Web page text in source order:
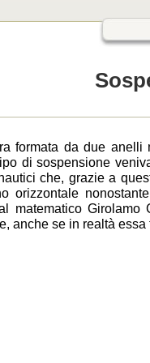
formata da due anelli
di sospensione
che, grazie a
orizzontale
matematico Girolamo
anche se in realtà